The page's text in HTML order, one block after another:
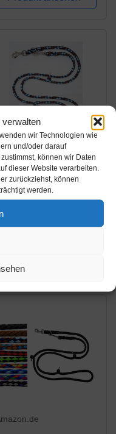
wir Technologien wie
und/oder darauf
können wir Daten
dieser Website verarbeiten.
zurückziehst, können
werden.
eigene
um die Welt Reisen
Premium
2,80m
verstellbar Afrika